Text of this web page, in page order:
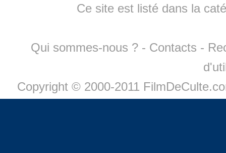
Ce site est listé dans la
Qui sommes-nous ? - Contacts -
Copyright © 2000-2011